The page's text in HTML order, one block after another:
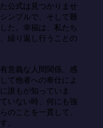
公式は見つかりませ
ンプルで、そして難
た。幸福は、私たち
繰り返し行うことの
意義な人間関係、感
て他者への奉仕によ
誰もが知っていま
いない時、何にも強
のことを一貫して、
。